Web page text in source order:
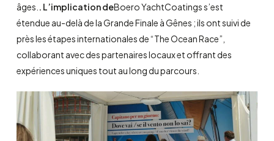
âges. . L’implication deBoero YachtCoatings s’est
étendue au-delà de la Grande Finale à Gênes ; ils ont suivi de
près les étapes internationales de “The Ocean Race”,
collaborant avec des partenaires locaux et offrant des
expériences uniques tout au long du parcours.